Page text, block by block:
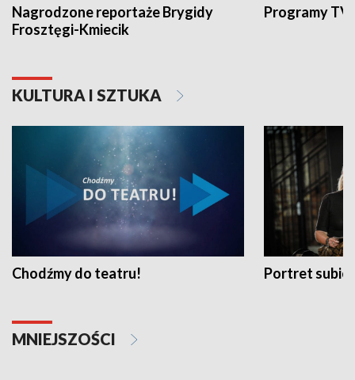
Nagrodzone reportaże Brygidy
Frosztęgi-Kmiecik
Programy
KULTURA I SZTUKA
Chodźmy do teatru! Portret
MNIEJSZOŚCI